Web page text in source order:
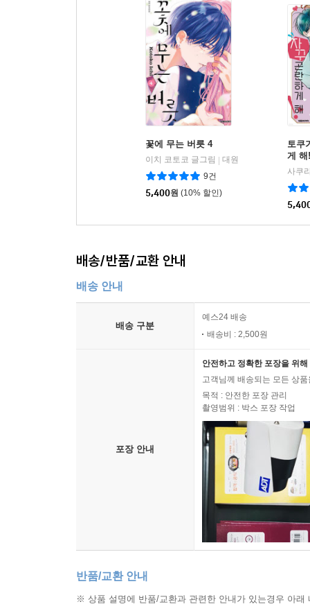
꽃에 무는 버릇 4
이치 코토코 글그림
대원
9건
5,400원 (10% 할인)
토쿠
게 해
사쿠
배송/반품/교환 안내
배송 안내
배송 구분
예스24 배송
배송비 : 2,500원
포장 안내
안전하고 정확한 포장을 위
고객님께 배송되는 모든 상
목적 : 안전한 포장 관리
촬영범위 : 박스 포장 작업
반품/교환 안내
※ 상품 설명에 반품/교환과 관련한 안내가 있는경우 아